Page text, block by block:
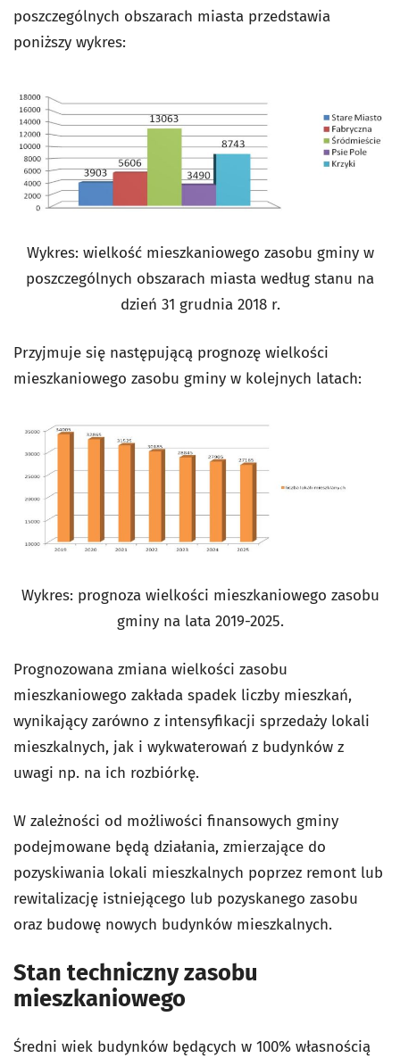
poszczególnych obszarach miasta przedstawia
poniższy wykres:
Wykres: wielkość mieszkaniowego zasobu gminy w
poszczególnych obszarach miasta według stanu na
dzień 31 grudnia 2018 r.
Przyjmuje się następującą prognozę wielkości
mieszkaniowego zasobu gminy w kolejnych latach:
Wykres: prognoza wielkości mieszkaniowego zasobu
gminy na lata 2019-2025.
Prognozowana zmiana wielkości zasobu
mieszkaniowego zakłada spadek liczby mieszkań,
wynikający zarówno z intensyfikacji sprzedaży lokali
mieszkalnych, jak i wykwaterowań z budynków z
uwagi np. na ich rozbiórkę.
W zależności od możliwości finansowych gminy
podejmowane będą działania, zmierzające do
pozyskiwania lokali mieszkalnych poprzez remont lub
rewitalizację istniejącego lub pozyskanego zasobu
oraz budowę nowych budynków mieszkalnych.
Stan techniczny zasobu
mieszkaniowego
Średni wiek budynków będących w 100% własnością